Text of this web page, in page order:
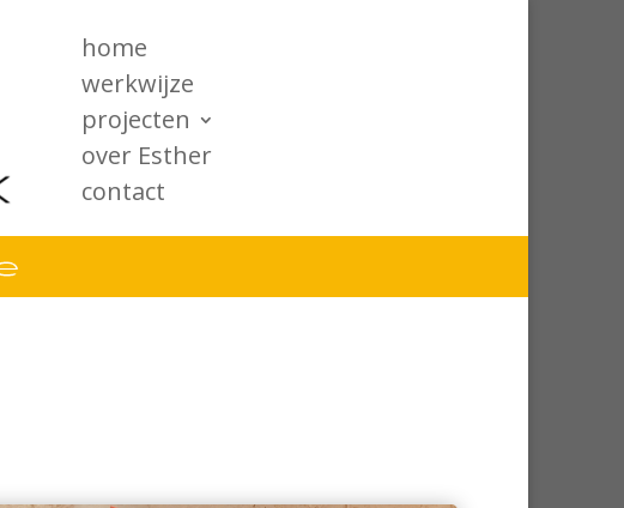
home
werkwijze
projecten
over Esther
contact